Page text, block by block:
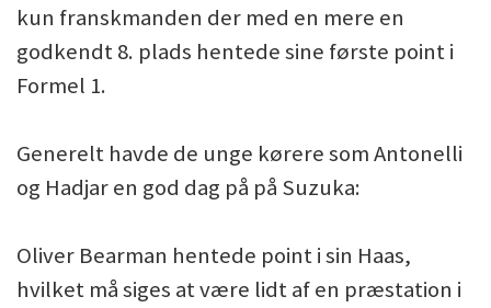
kun franskmanden der med en mere en
godkendt 8. plads hentede sine første point i
Formel 1.
Generelt havde de unge kørere som Antonelli
og Hadjar en god dag på på Suzuka:
Oliver Bearman hentede point i sin Haas,
hvilket må siges at være lidt af en præstation i